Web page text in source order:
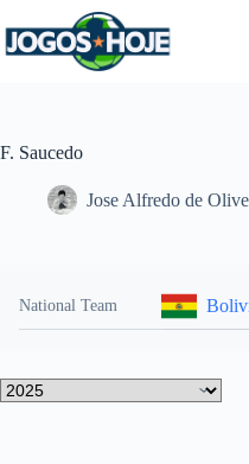
para
o
F. Saucedo
Jose Alfredo de
National Team